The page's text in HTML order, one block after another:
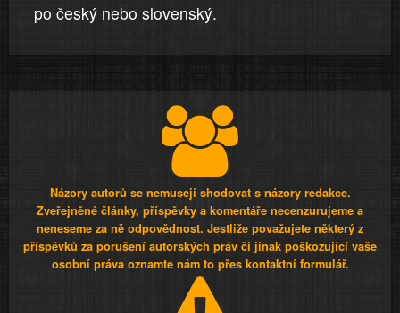
po český nebo slovenský.
Názory autorů se nemusejí shodovat s názory redakce.
Zveřejněné články, příspěvky a komentáře necenzurujeme a
neneseme za ně odpovědnost. Jestliže považujete některý z
příspěvků za porušení autorských práv či jinak poškozující vaše
osobní práva oznamte nám to přes kontaktní formulář.